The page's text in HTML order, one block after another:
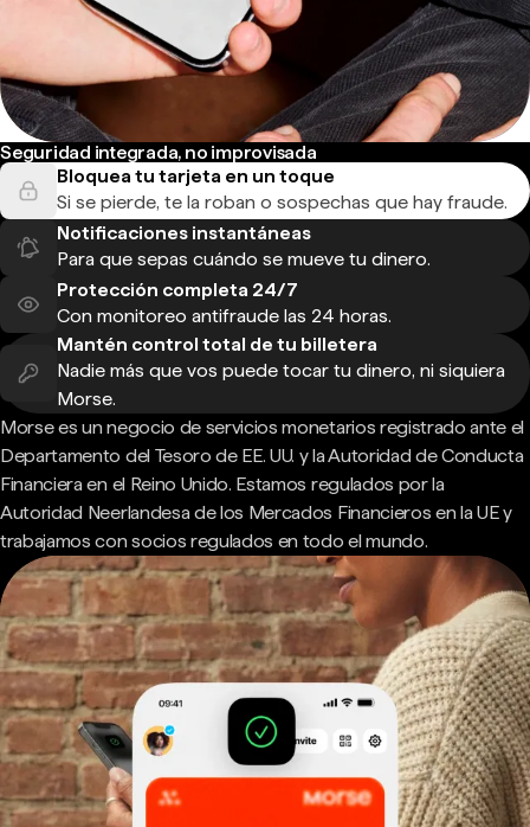
Seguridad integrada, no improvisada
Bloquea tu tarjeta en un toque
Si se pierde, te la roban o sospechas que hay fraude.
Notificaciones instantáneas
Para que sepas cuándo se mueve tu dinero.
Protección completa 24/7
Con monitoreo antifraude las 24 horas.
Mantén control total de tu billetera
Nadie más que vos puede tocar tu dinero, ni siquiera
Morse.
Morse es un negocio de servicios monetarios registrado ante el
Departamento del Tesoro de EE. UU. y la Autoridad de Conducta
Financiera en el Reino Unido. Estamos regulados por la
Autoridad Neerlandesa de los Mercados Financieros en la UE y
trabajamos con socios regulados en todo el mundo.